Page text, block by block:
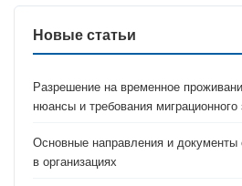
Новые статьи
Разрешение на временное
нюансы и требования миграционного
Основные направления и
в организациях